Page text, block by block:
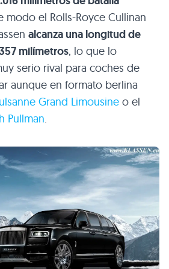
modo el Rolls-Royce Cullinan
alcanza una longitud de
milímetros, lo que lo
serio rival para coches de
aunque en formato berlina
Grand Limousine o el
Pullman.